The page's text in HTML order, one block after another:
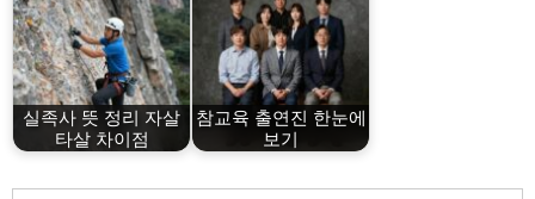
실족사 뜻 정리 자살
타살 차이점
참교육 출연진 한눈에
보기